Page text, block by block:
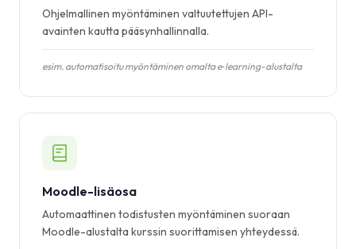
Ohjelmallinen myöntäminen valtuutettujen API-
avainten kautta pääsynhallinnalla.
esim. automatisoitu myöntäminen omalta e‑learning-alustalta
Moodle-lisäosa
Automaattinen todistusten myöntäminen suoraan
Moodle-alustalta kurssin suorittamisen yhteydessä.